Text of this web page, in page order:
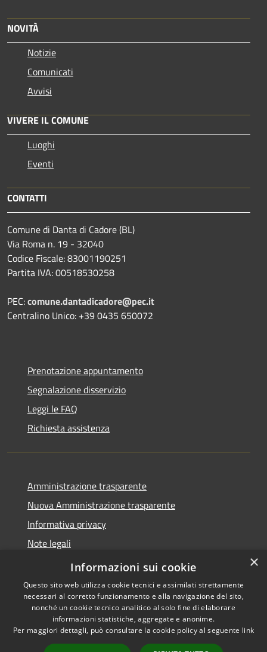
NOVITÀ
Notizie
Comunicati
Avvisi
VIVERE IL COMUNE
Luoghi
Eventi
CONTATTI
Comune di Danta di Cadore (BL)
Via Roma n. 19 - 32040
Codice Fiscale: 83001190251
Partita IVA: 00518530258
PEC:comune.dantadicadore@pec.it
Centralino Unico: +39 0435 650072
Prenotazione appuntamento
Segnalazione disservizio
Leggi le FAQ
Richiesta assistenza
Amministrazione trasparente
Nuova Amministrazione trasparente
Informativa privacy
Note legali
Dichiarazione di accessibilità
Accessibilità
Copyright © 2026 • Comune di
Danta di Cadore • Powered by
×
Informazioni sui cookie
Questo sito web utilizza cookie tecnici e assimilati strettamente
necessari al corretto funzionamento e alla navigazione del sito,
nonché un cookie tecnico analitico al solo fine di elaborare
informazioni statistiche, aggregate e anonime.
Per maggiori dettagli, può consultare la cookie policy al seguente link